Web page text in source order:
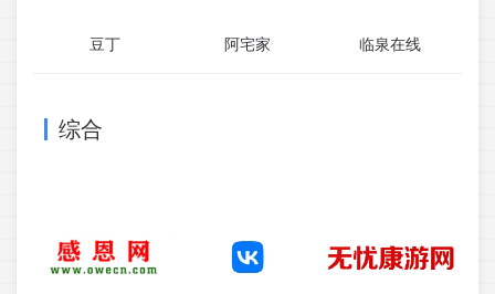
豆丁 阿宅家 临泉在线
综合